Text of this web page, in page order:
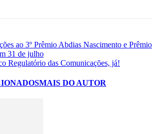
ao 3º Prêmio Abdias Nascimento e Prêmio
31 de julho
Regulatório das Comunicações, já!
MAIS DO AUTOR